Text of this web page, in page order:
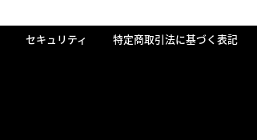
セキュリティ
特定商取引法に基づく表記